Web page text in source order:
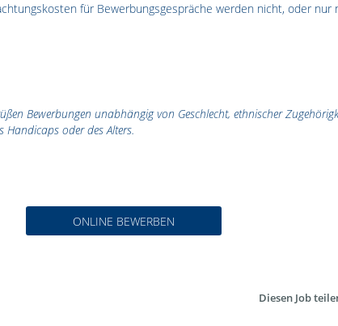
für Bewerbungsgespräche werden nicht, oder nur
Bewerbungen unabhängig von Geschlecht, ethnischer
Handicaps oder des Alters.
ONLINE BEWERBEN
Diesen Job